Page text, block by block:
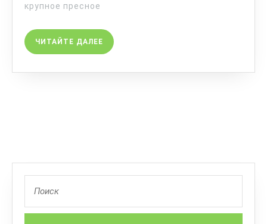
крупное пресное
ЧИТАЙТЕ ДАЛЕЕ